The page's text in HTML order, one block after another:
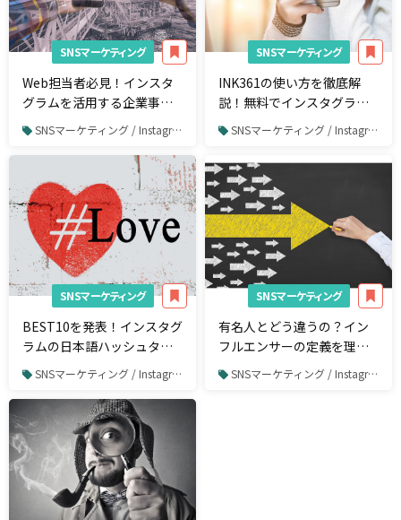
SNSマーケティング
Web担当者必見！インスタ
グラムを活用する企業事例
30選（製造業編）
SNSマーケティング / Instagram
SNSマーケティング
INK361の使い方を徹底解
説！無料でインスタグラム
の利用状況を分析しよう
SNSマーケティング / Instagram
SNSマーケティング
BEST10を発表！インスタグ
ラムの日本語ハッシュタグ
人気ランキング
SNSマーケティング / Instagram
SNSマーケティング
有名人とどう違うの？イン
フルエンサーの定義を理解
しよう
SNSマーケティング / Instagram